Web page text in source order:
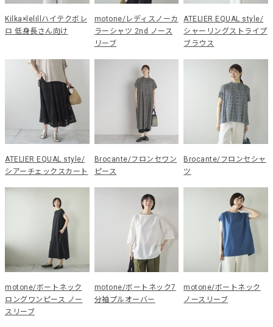
Kilka×lelillハイテクボレ
ロ 低身長さん向け
motone/レディスノーカ
ラーシャツ 2nd ノース
リーブ
ATELIER EQUAL style/
シャーリングストライプ
ブラウス
ATELIER EQUAL style/
シアーチェックスカート
Brocante/フロンセワン
ピース
Brocante/フロンセシャ
ツ
motone/ボートネック
ロングワンピース ノー
スリーブ
motone/ボートネック7
分袖プルオーバー
motone/ボートネック
ノースリーブ